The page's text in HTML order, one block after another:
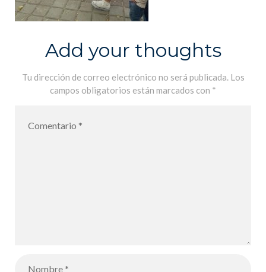
Add your thoughts
Tu dirección de correo electrónico no será publicada. Los
campos obligatorios están marcados con *